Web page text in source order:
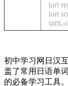
tart
tart
tartt,-
初中学习网日汉
盖了常用日语单
的必备学习工具。